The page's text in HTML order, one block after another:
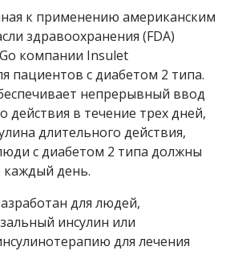
к применению американским
здравоохранения (FDA)
компании Insulet
пациентов с диабетом 2 типа.
непрерывный ввод
действия в течение трех дней,
длительного действия,
с диабетом 2 типа должны
день.
для людей,
инсулин или
для лечения